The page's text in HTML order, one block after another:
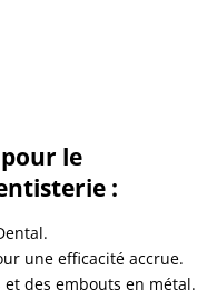
le
:
une efficacité accrue.
des embouts en métal.